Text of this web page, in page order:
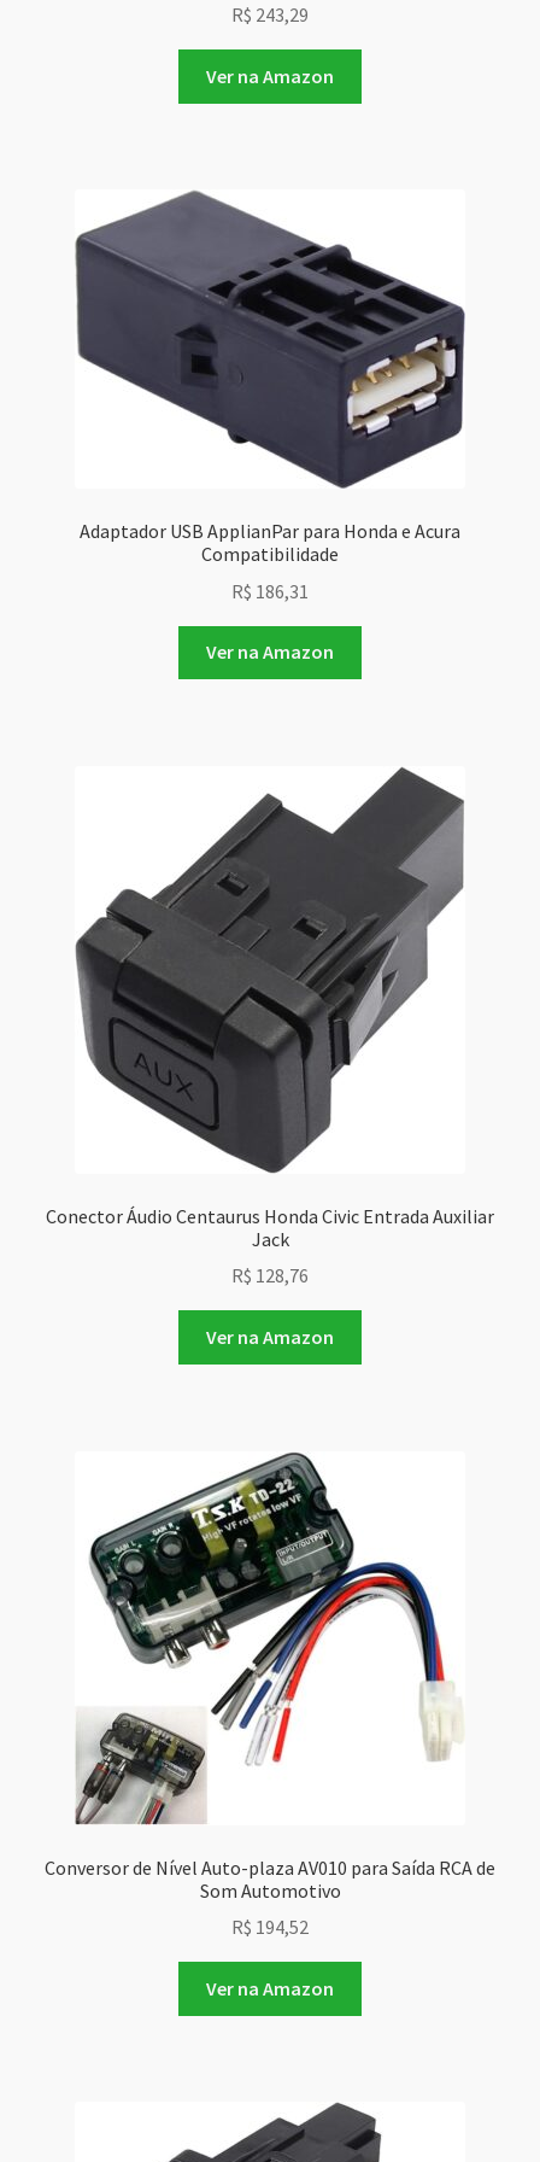
R$ 243,29
Ver na Amazon
Adaptador USB ApplianPar para Honda e Acura
Compatibilidade
R$ 186,31
Ver na Amazon
Conector Áudio Centaurus Honda Civic Entrada Auxiliar
Jack
R$ 128,76
Ver na Amazon
Conversor de Nível Auto-plaza AV010 para Saída RCA de
Som Automotivo
R$ 194,52
Ver na Amazon